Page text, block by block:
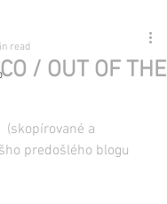
/ OUT OF THE
read
a
predošlého blogu